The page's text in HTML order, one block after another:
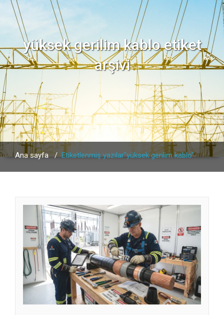
yüksek gerilim kabloetiket
arşivi
Ana sayfa/Etiketlenmiş yazılar"yüksek gerilim kablo"